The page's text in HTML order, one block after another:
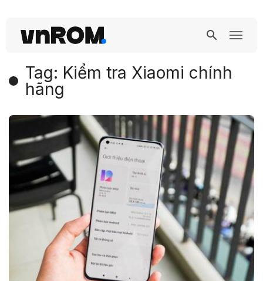
Tag: Kiểm tra Xiaomi chính
hãng